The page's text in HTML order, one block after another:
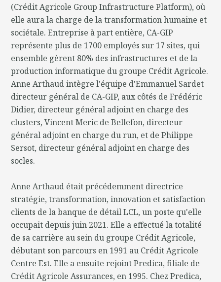
(Crédit Agricole Group Infrastructure Platform), où
elle aura la charge de la transformation humaine et
sociétale. Entreprise à part entière, CA-GIP
représente plus de 1700 employés sur 17 sites, qui
ensemble gèrent 80% des infrastructures et de la
production informatique du groupe Crédit Agricole.
Anne Arthaud intègre l'équipe d'Emmanuel Sardet
directeur général de CA-GIP, aux côtés de Frédéric
Didier, directeur général adjoint en charge des
clusters, Vincent Meric de Bellefon, directeur
général adjoint en charge du run, et de Philippe
Sersot, directeur général adjoint en charge des
socles.
Anne Arthaud était précédemment directrice
stratégie, transformation, innovation et satisfaction
clients de la banque de détail LCL, un poste qu'elle
occupait depuis juin 2021. Elle a effectué la totalité
de sa carrière au sein du groupe Crédit Agricole,
débutant son parcours en 1991 au Crédit Agricole
Centre Est. Elle a ensuite rejoint Predica, filiale de
Crédit Agricole Assurances, en 1995. Chez Predica,